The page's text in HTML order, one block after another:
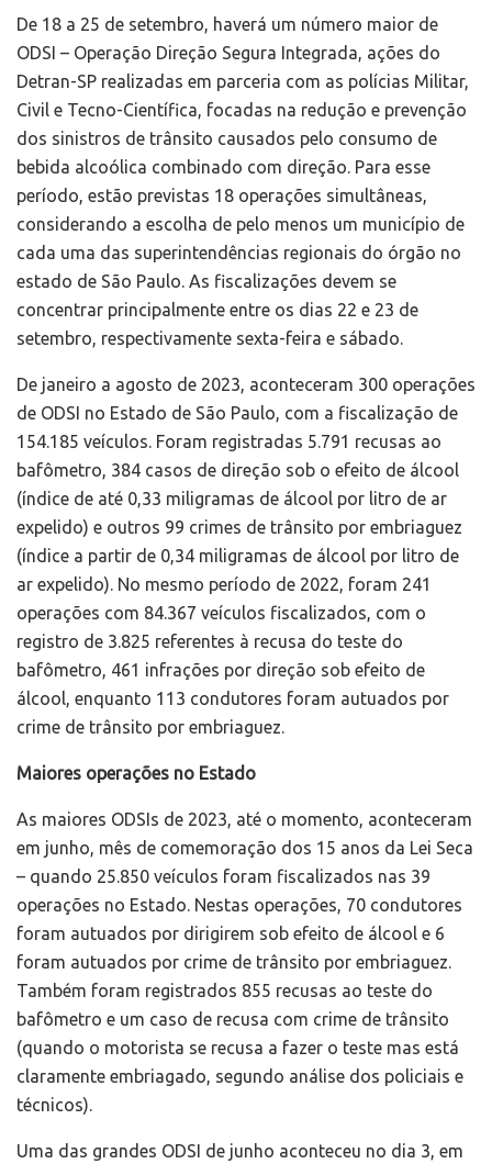
De 18 a 25 de setembro, haverá um número maior de
ODSI – Operação Direção Segura Integrada, ações do
Detran-SP realizadas em parceria com as polícias Militar,
Civil e Tecno-Científica, focadas na redução e prevenção
dos sinistros de trânsito causados pelo consumo de
bebida alcoólica combinado com direção. Para esse
período, estão previstas 18 operações simultâneas,
considerando a escolha de pelo menos um município de
cada uma das superintendências regionais do órgão no
estado de São Paulo. As fiscalizações devem se
concentrar principalmente entre os dias 22 e 23 de
setembro, respectivamente sexta-feira e sábado.
De janeiro a agosto de 2023, aconteceram 300 operações
de ODSI no Estado de São Paulo, com a fiscalização de
154.185 veículos. Foram registradas 5.791 recusas ao
bafômetro, 384 casos de direção sob o efeito de álcool
(índice de até 0,33 miligramas de álcool por litro de ar
expelido) e outros 99 crimes de trânsito por embriaguez
(índice a partir de 0,34 miligramas de álcool por litro de
ar expelido). No mesmo período de 2022, foram 241
operações com 84.367 veículos fiscalizados, com o
registro de 3.825 referentes à recusa do teste do
bafômetro, 461 infrações por direção sob efeito de
álcool, enquanto 113 condutores foram autuados por
crime de trânsito por embriaguez.
Maiores operações no Estado
As maiores ODSIs de 2023, até o momento, aconteceram
em junho, mês de comemoração dos 15 anos da Lei Seca
– quando 25.850 veículos foram fiscalizados nas 39
operações no Estado. Nestas operações, 70 condutores
foram autuados por dirigirem sob efeito de álcool e 6
foram autuados por crime de trânsito por embriaguez.
Também foram registrados 855 recusas ao teste do
bafômetro e um caso de recusa com crime de trânsito
(quando o motorista se recusa a fazer o teste mas está
claramente embriagado, segundo análise dos policiais e
técnicos).
Uma das grandes ODSI de junho aconteceu no dia 3, em